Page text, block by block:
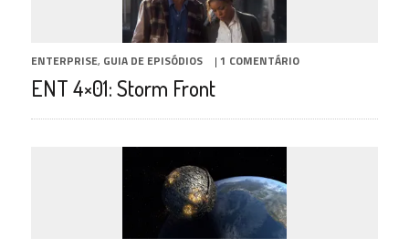
ENTERPRISE, GUIA DE EPISÓDIOS | 1 COMENTÁRIO
ENT 4×01: Storm Front